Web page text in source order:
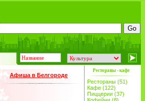
Афиша в Белгороде
Рестораны - кафе
Рестораны (51)
Кафе (122)
Пиццерии (37)